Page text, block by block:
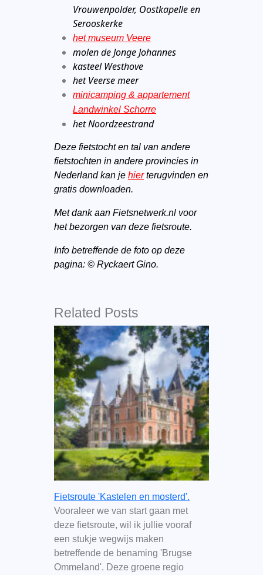
Vrouwenpolder, Oostkapelle en
Serooskerke
het museum Veere
molen de Jonge Johannes
kasteel Westhove
het Veerse meer
minicamping & appartement
Landwinkel Schorre
het Noordzeestrand
Deze fietstocht en tal van andere
fietstochten in andere provincies in
Nederland kan je hierterugvinden en
gratis downloaden.
Met dank aan Fietsnetwerk.nl voor
het bezorgen van deze fietsroute.
Info betreffende de foto op deze
pagina: © Ryckaert Gino.
Related Posts
Fietsroute 'Kastelen en mosterd'.
Vooraleer we van start gaan met
deze fietsroute, wil ik jullie vooraf
een stukje wegwijs maken
betreffende de benaming 'Brugse
Ommeland'. Deze groene regio